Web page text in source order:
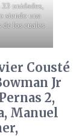
unidades,
siendo una
de los cuales
Cousté
Jr
2,
Manuel